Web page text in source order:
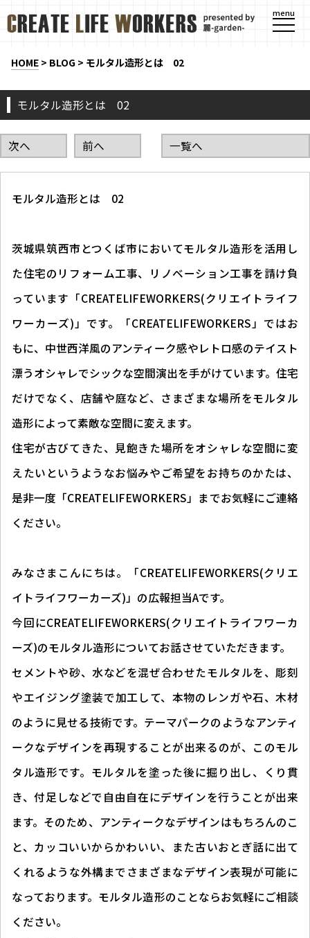
menu
HOME > BLOG > モルタル造形とは 02
モルタル造形とは 02
次へ 前へ 一覧へ
モルタル造形とは 02
茨城県筑西市とつくば市においてモルタル造形を活用し
た住宅のリフォーム工事、リノベーション工事を請け負
っています「CREATELIFEWORKERS(クリエイトライフ
ワーカーズ)」です。「CREATELIFEWORKERS」ではお
もに、中世西洋風のアンティーク感やレトロ感のテイスト
漂うオシャレでシックな空間演出を手がけています。住宅
だけでなく、店舗や庭など、さまざまな場所をモルタル
造形によって素敵な空間に変えます。
住宅が古びてきた、見飽きた場所をオシャレな空間に変
えたいというようなお悩みやご希望をお持ちのかたは、
是非一度「CREATELIFEWORKERS」までお気軽にご連絡
ください。
みなさまこんにちは。「CREATELIFEWORKERS(クリエ
イトライフワーカーズ)」の広報担当Aです。
今回にCREATELIFEWORKERS(クリエイトライフワーカ
ーズ)のモルタル造形についてお話させていただきます。
セメントや砂、水などを混ぜ合わせたモルタルを、彫刻
やエイジング塗装で加工して、本物のレンガや石、木材
のように見せる技術です。テーマパークのようなアンティ
ークなデザインを再現することが出来るのが、このモル
タル造形です。モルタルを塗った後に掘り出し、くり貫
き、付足しなどで自由自在にデザインを行うことが出来
ます。そのため、アンティークなデザインはもちろんのこ
と、カッコいいからかわいい、また古いおとぎ話に出て
くれるような外構までさまざまなデザイン表現が可能に
なっております。モルタル造形のことならお気軽にご相談
ください。